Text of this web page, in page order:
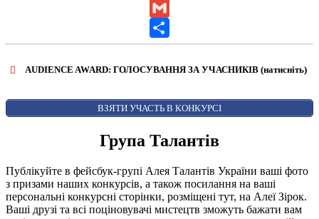
LinkedIn
Gmail
Share
AUDIENCE AWARD: ГОЛОСУВАННЯ ЗА УЧАСНИКІВ (натисніть)
AUDIENCE AWARD
ВЗЯТИ УЧАСТЬ В КОНКУРСІ
Група Талантів
Публікуйте в фейсбук-групі Алея Талантів України ваші фото
з призами наших конкурсів, а також посилання на ваші
персональні конкурсні сторінки, розміщені тут, на Алеї Зірок.
Ваші друзі та всі поціновувачі мистецтв зможуть бажати вам